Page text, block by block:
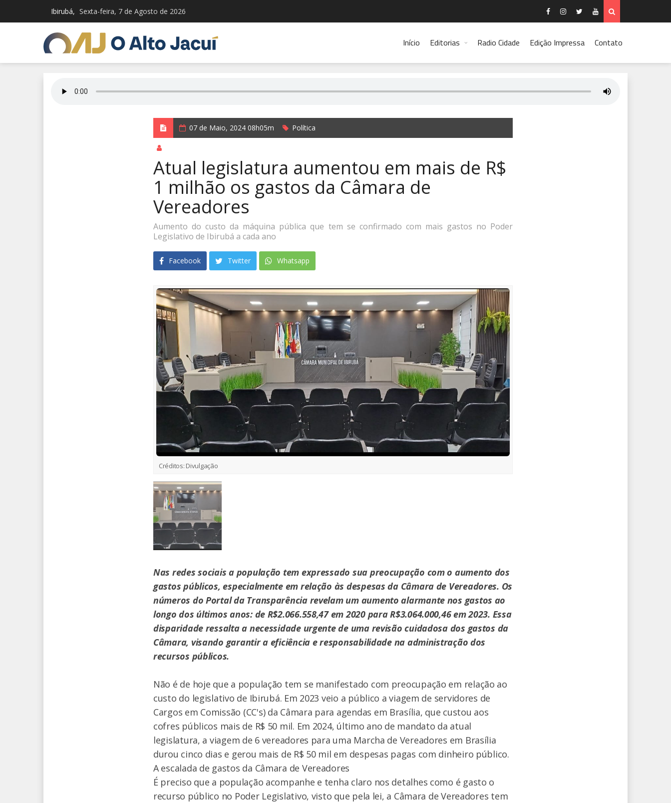
Ibirubá, Sexta-feira, 7 de Agosto de 2026
Início Editorias Radio Cidade Edição Impressa Contato
07 de Maio, 2024 08h05m Política
Atual legislatura aumentou em mais de R$
1 milhão os gastos da Câmara de
Vereadores
Aumento do custo da máquina pública que tem se confirmado com mais gastos no Poder
Legislativo de Ibirubá a cada ano
Facebook Twitter Whatsapp
Créditos: Divulgação
Nas redes sociais a população tem expressado sua preocupação com o aumento dos
gastos públicos, especialmente em relação às despesas da Câmara de Vereadores. Os
números do Portal da Transparência revelam um aumento alarmante nos gastos ao
longo dos últimos anos: de R$2.066.558,47 em 2020 para R$3.064.000,46 em 2023. Essa
disparidade ressalta a necessidade urgente de uma revisão cuidadosa dos gastos da
Câmara, visando garantir a eficiência e responsabilidade na administração dos
recursos públicos.
Não é de hoje que a população tem se manifestado com preocupação em relação ao
custo do legislativo de Ibirubá. Em 2023 veio a público a viagem de servidores de
Cargos em Comissão (CC's) da Câmara para agendas em Brasília, que custou aos
cofres públicos mais de R$ 50 mil. Em 2024, último ano de mandato da atual
legislatura, a viagem de 6 vereadores para uma Marcha de Vereadores em Brasília
durou cinco dias e gerou mais de R$ 50 mil em despesas pagas com dinheiro público.
A escalada de gastos da Câmara de Vereadores
É preciso que a população acompanhe e tenha claro nos detalhes como é gasto o
recurso público no Poder Legislativo, visto que pela lei, a Câmara de Vereadores tem